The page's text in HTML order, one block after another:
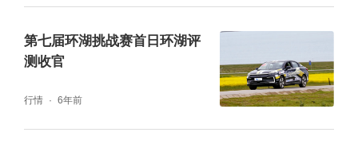
大爱好者的赛事观看需求。“长风破浪、未来可
期，环青海湖（国际）电动汽车挑战赛已成功
第七届环湖挑战赛首日环湖评
测收官
行情 6年前